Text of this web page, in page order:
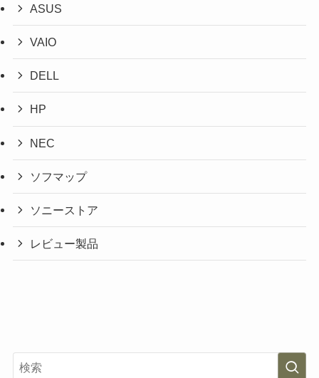
ASUS
VAIO
DELL
HP
NEC
ソフマップ
ソニーストア
レビュー製品